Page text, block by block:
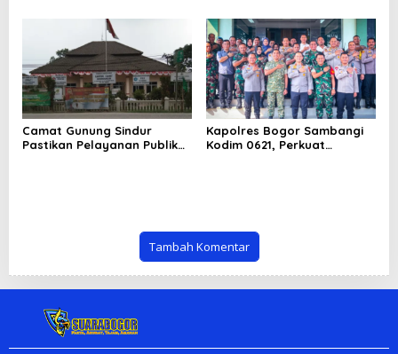
Langkah Pencegahan dan
Jalur Pelaporan
Tegaskan Hormati Proses
Hukum
Camat Gunung Sindur
Pastikan Pelayanan Publik
Kapolres Bogor Sambangi
Kodim 0621, Perkuat
Tambah Komentar